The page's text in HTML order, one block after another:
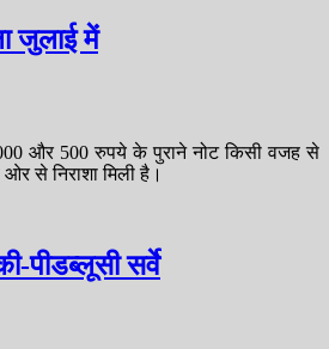
जुलाई में
और 500 रुपये के पुराने नोट किसी वजह से
से निराशा मिली है।
पीडब्लूसी सर्वे